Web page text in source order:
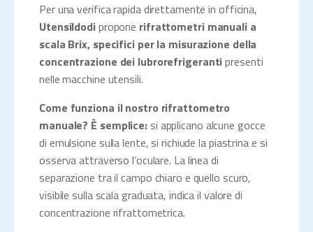
Per una verifica rapida direttamente in officina,
Utensildodipropone rifrattometri manuali a
scala Brix, specifici per la misurazione della
concentrazione dei lubrorefrigerantipresenti
nelle macchine utensili.
Come funziona il nostro rifrattometro
manuale? È semplice: si applicano alcune gocce
di emulsione sulla lente, si richiude la piastrina e si
osserva attraverso l’oculare. La linea di
separazione tra il campo chiaro e quello scuro,
visibile sulla scala graduata, indica il valore di
concentrazione rifrattometrica.